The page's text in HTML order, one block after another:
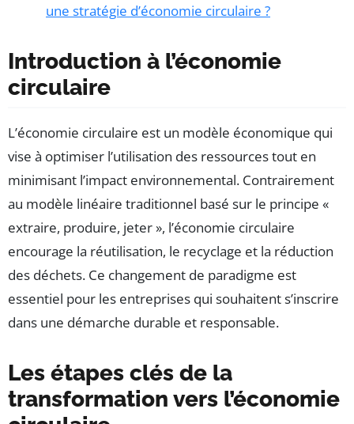
une stratégie d’économie circulaire ?
Introduction à l’économie
circulaire
L’économie circulaire est un modèle économique qui
vise à optimiser l’utilisation des ressources tout en
minimisant l’impact environnemental. Contrairement
au modèle linéaire traditionnel basé sur le principe «
extraire, produire, jeter », l’économie circulaire
encourage la réutilisation, le recyclage et la réduction
des déchets. Ce changement de paradigme est
essentiel pour les entreprises qui souhaitent s’inscrire
dans une démarche durable et responsable.
Les étapes clés de la
transformation vers l’économie